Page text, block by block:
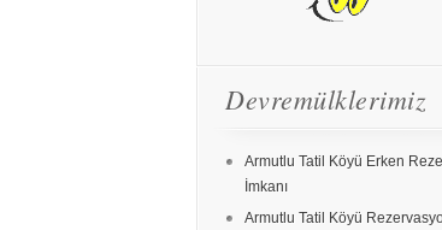
Devremülklerimiz
Armutlu Tatil Köyü Erken
İmkanı
Armutlu Tatil Köyü